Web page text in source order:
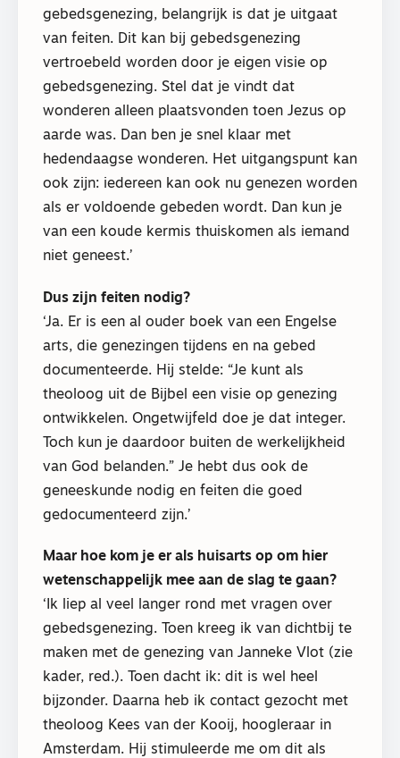
gebedsgenezing, belangrijk is dat je uitgaat
van feiten. Dit kan bij gebedsgenezing
vertroebeld worden door je eigen visie op
gebedsgenezing. Stel dat je vindt dat
wonderen alleen plaatsvonden toen Jezus op
aarde was. Dan ben je snel klaar met
hedendaagse wonderen. Het uitgangspunt kan
ook zijn: iedereen kan ook nu genezen worden
als er voldoende gebeden wordt. Dan kun je
van een koude kermis thuiskomen als iemand
niet geneest.’
Dus zijn feiten nodig?
‘Ja. Er is een al ouder boek van een Engelse
arts, die genezingen tijdens en na gebed
documenteerde. Hij stelde: “Je kunt als
theoloog uit de Bijbel een visie op genezing
ontwikkelen. Ongetwijfeld doe je dat integer.
Toch kun je daardoor buiten de werkelijkheid
van God belanden.” Je hebt dus ook de
geneeskunde nodig en feiten die goed
gedocumenteerd zijn.’
Maar hoe kom je er als huisarts op om hier
wetenschappelijk mee aan de slag te gaan?
‘Ik liep al veel langer rond met vragen over
gebedsgenezing. Toen kreeg ik van dichtbij te
maken met de genezing van Janneke Vlot (zie
kader, red.). Toen dacht ik: dit is wel heel
bijzonder. Daarna heb ik contact gezocht met
theoloog Kees van der Kooij, hoogleraar in
Amsterdam. Hij stimuleerde me om dit als